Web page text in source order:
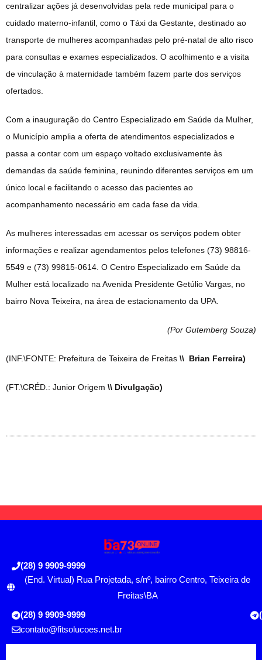
centralizar ações já desenvolvidas pela rede municipal para o
cuidado materno-infantil, como o Táxi da Gestante, destinado ao
transporte de mulheres acompanhadas pelo pré-natal de alto risco
para consultas e exames especializados. O acolhimento e a visita
de vinculação à maternidade também fazem parte dos serviços
ofertados.
Com a inauguração do Centro Especializado em Saúde da Mulher,
o Município amplia a oferta de atendimentos especializados e
passa a contar com um espaço voltado exclusivamente às
demandas da saúde feminina, reunindo diferentes serviços em um
único local e facilitando o acesso das pacientes ao
acompanhamento necessário em cada fase da vida.
As mulheres interessadas em acessar os serviços podem obter
informações e realizar agendamentos pelos telefones (73) 98816-
5549 e (73) 99815-0614. O Centro Especializado em Saúde da
Mulher está localizado na Avenida Presidente Getúlio Vargas, no
bairro Nova Teixeira, na área de estacionamento da UPA.
(Por Gutemberg Souza)
(INF.\FONTE: Prefeitura de Teixeira de Freitas \\ Brian Ferreira)
(FT.\CRÉD.: Junior Origem \\ Divulgação)
(28) 9 9909-9999
(End. Virtual) Rua Projetada, s/nº, bairro Centro, Teixeira de
Freitas\BA
(28) 9 9909-9999
contato@fitsolucoes.net.br